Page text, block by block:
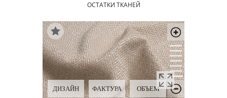
ОСТАТКИ ТКАНЕЙ
ДИЗАЙН ФАКТУРА ОБЪЕМ